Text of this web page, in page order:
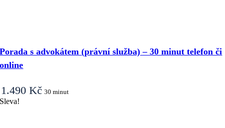
Porada s advokátem (právní služba) – 30 minut telefon či
online
1.490Kč 30 minut
Sleva!